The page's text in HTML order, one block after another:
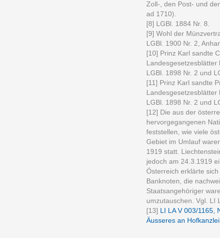
Zoll-, den Post- und
ad 1710).
[8] LGBl. 1884 Nr. 8.
[9] Wohl der
LGBl. 1900 Nr. 2,
[10] Prinz Karl sandte
LGBl. 1898 Nr. 2 und
[11] Prinz Karl sandte
LGBl. 1898 Nr. 2 und
[12] Die aus der
hervorgegangenen
feststellen, wie viele
Gebiet im Umlauf
1919 statt.
jedoch am 24.3.1919
Österreich erklärte
Banknoten, die
Staatsangehöriger
umzutauschen. Vgl. LI
[13] LI LA V 003/1165,
Äusseres an